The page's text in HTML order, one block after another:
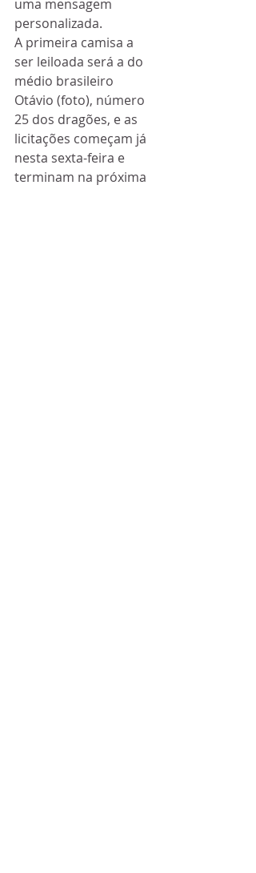
uma mensagem
personalizada.
A primeira camisa a
ser leiloada será a do
médio brasileiro
Otávio (foto), número
25 dos dragões, e as
licitações começam já
nesta sexta-feira e
terminam na próxima